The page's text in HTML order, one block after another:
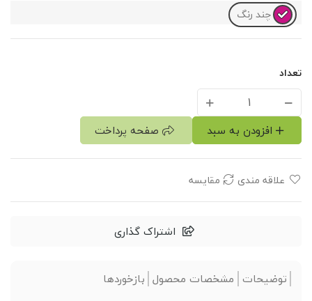
چند رنگ
تعداد
افزودن به سبد صفحه پرداخت
علاقه مندی مقایسه
اشتراک گذاری
توضیحات مشخصات محصول بازخوردها